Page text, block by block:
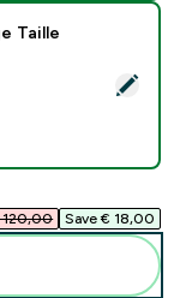
Tempo Hoge
Taille
120,00‎ Save € 18,00‎